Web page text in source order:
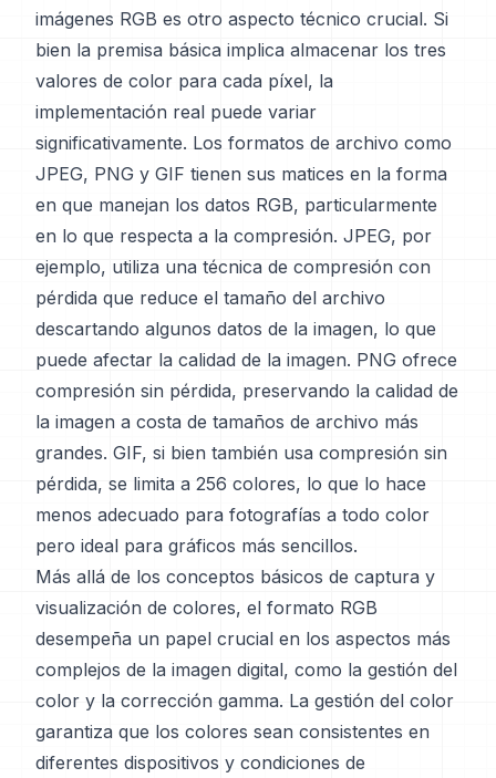
imágenes RGB es otro aspecto técnico crucial. Si
bien la premisa básica implica almacenar los tres
valores de color para cada píxel, la
implementación real puede variar
significativamente. Los formatos de archivo como
JPEG, PNG y GIF tienen sus matices en la forma
en que manejan los datos RGB, particularmente
en lo que respecta a la compresión. JPEG, por
ejemplo, utiliza una técnica de compresión con
pérdida que reduce el tamaño del archivo
descartando algunos datos de la imagen, lo que
puede afectar la calidad de la imagen. PNG ofrece
compresión sin pérdida, preservando la calidad de
la imagen a costa de tamaños de archivo más
grandes. GIF, si bien también usa compresión sin
pérdida, se limita a 256 colores, lo que lo hace
menos adecuado para fotografías a todo color
pero ideal para gráficos más sencillos.
Más allá de los conceptos básicos de captura y
visualización de colores, el formato RGB
desempeña un papel crucial en los aspectos más
complejos de la imagen digital, como la gestión del
color y la corrección gamma. La gestión del color
garantiza que los colores sean consistentes en
diferentes dispositivos y condiciones de